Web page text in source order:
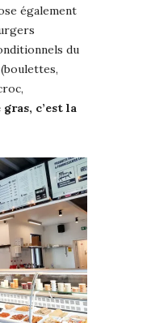
également
du
(boulettes,
gras, c’est la